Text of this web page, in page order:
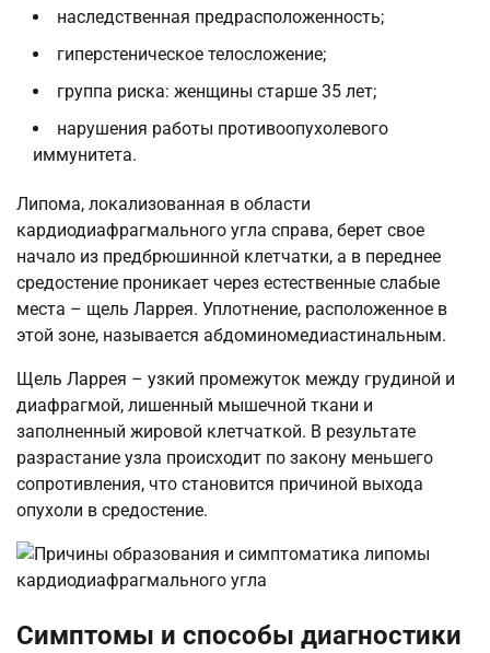
наследственная предрасположенность;
гиперстеническое телосложение;
группа риска: женщины старше 35 лет;
нарушения работы противоопухолевого
иммунитета.
Липома, локализованная в области
кардиодиафрагмального угла справа, берет свое
начало из предбрюшинной клетчатки, а в переднее
средостение проникает через естественные слабые
места – щель Ларрея. Уплотнение, расположенное в
этой зоне, называется абдоминомедиастинальным.
Щель Ларрея – узкий промежуток между грудиной и
диафрагмой, лишенный мышечной ткани и
заполненный жировой клетчаткой. В результате
разрастание узла происходит по закону меньшего
сопротивления, что становится причиной выхода
опухоли в средостение.
Симптомы и способы диагностики